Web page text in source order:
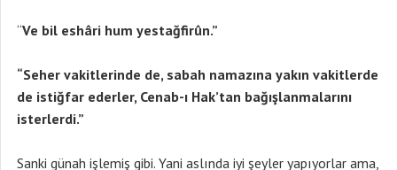
“Ve bil eshâri hum yestağfirûn.”
“Seher vakitlerinde de, sabah namazına yakın vakitlerde
de istiğfar ederler, Cenab-ı Hak’tan bağışlanmalarını
isterlerdi.”
Sanki günah işlemiş gibi. Yani aslında iyi şeyler yapıyorlar ama,